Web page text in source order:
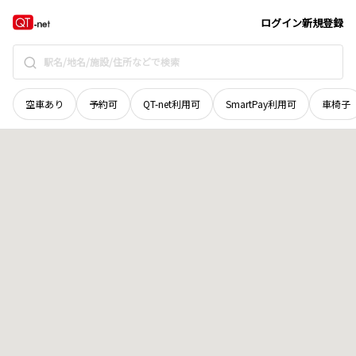
ログイン新規登録
空車あり 予約可 QT-net利用可 SmartPay利用可 車椅子
和歌山県